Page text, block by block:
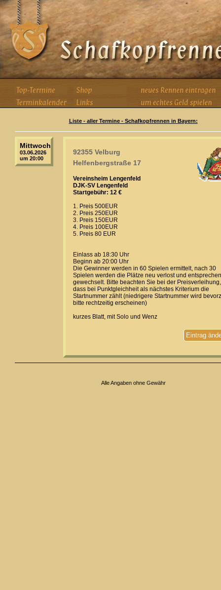
Liste - aller Termine - Schafkopfrennen in Bayern:
Mittwoch
03.06.2026
um 20:00
92355 Velburg
Helfenbergstraße 17
Vereinsheim Lengenfeld
DJK-SV Lengenfeld
Startgebühr: 12 €
1. Preis 500EUR
2. Preis 250EUR
3. Preis 150EUR
4. Preis 100EUR
5. Preis 80 EUR
Einlass ab 18:30 Uhr
Beginn ab 20:00 Uhr
Die Gewinner werden in 60 Spielen ermittelt, nach 30
Spielen werden die Plätze neu verlost und
gewechselt. Bitte beachten Sie bei der Preisverleihung,
dass bei Punktgleichheit als nächstes Kriterium die
Startnummer zählt (niedrigere Startnummer wird
bitte rechtzeitig erscheinen)
kurzes Blatt, mit Solo und Wenz
Eintrag
Alle Angaben ohne Gewähr